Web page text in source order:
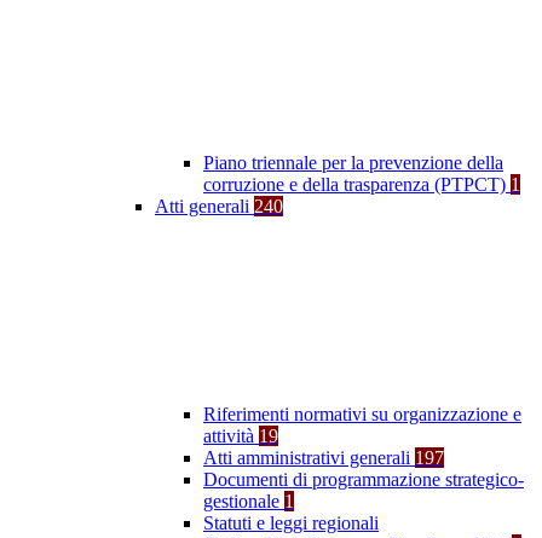
Piano triennale per la prevenzione della
corruzione e della trasparenza (PTPCT) 1
Atti generali 240
Riferimenti normativi su organizzazione e
attività 19
Atti amministrativi generali 197
Documenti di programmazione strategico-
gestionale 1
Statuti e leggi regionali